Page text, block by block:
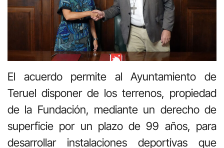
El acuerdo permite al Ayuntamiento de
Teruel disponer de los terrenos, propiedad
de la Fundación, mediante un derecho de
superficie por un plazo de 99 años, para
desarrollar instalaciones deportivas que